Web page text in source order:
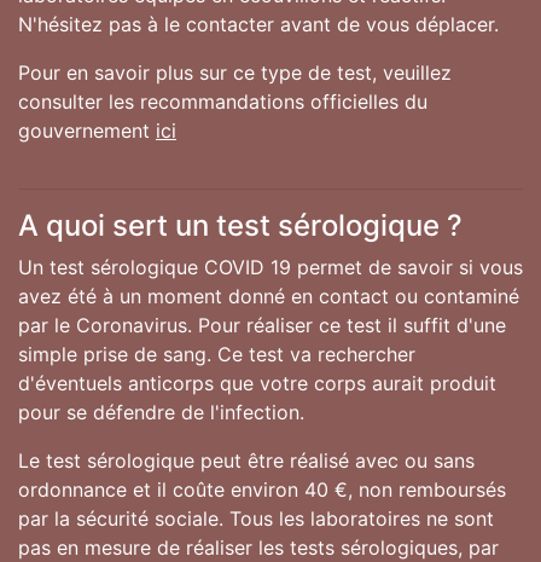
N'hésitez pas à le contacter avant de vous déplacer.
Pour en savoir plus sur ce type de test, veuillez
consulter les recommandations officielles du
gouvernement ici
A quoi sert un test sérologique ?
Un test sérologique COVID 19 permet de savoir si vous
avez été à un moment donné en contact ou contaminé
par le Coronavirus. Pour réaliser ce test il suffit d'une
simple prise de sang. Ce test va rechercher
d'éventuels anticorps que votre corps aurait produit
pour se défendre de l'infection.
Le test sérologique peut être réalisé avec ou sans
ordonnance et il coûte environ 40 €, non remboursés
par la sécurité sociale. Tous les laboratoires ne sont
pas en mesure de réaliser les tests sérologiques, par